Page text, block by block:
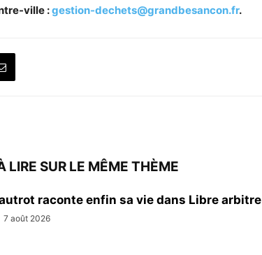
ville :gestion-dechets@grandbesancon.fr.
LIRE SUR LE MÊME THÈME
raconte enfin sa vie dans Libre arbitre
7 août 2026